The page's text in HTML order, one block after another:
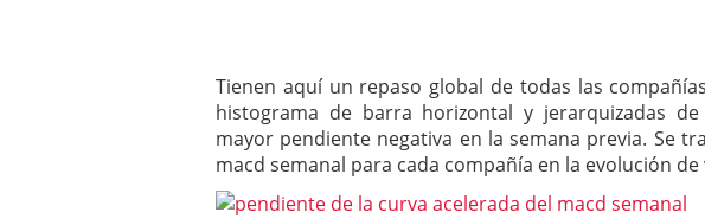
Tienen aquí un repaso global de todas las
histograma de barra horizontal y jerarquizadas
mayor pendiente negativa en la semana previa. Se
macd semanal para cada compañía en la evolución de